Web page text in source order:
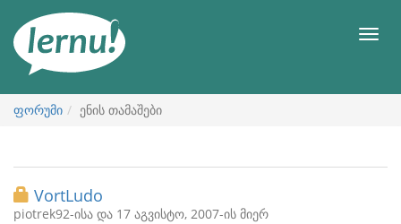
ნახვა
მენიუ
ფორუმი ენის თამაშები
VortLudo
piotrek92-ისა და 17 აგვისტო, 2007-ის მიერ